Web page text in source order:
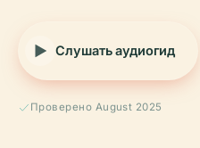
Слушать аудиогид
Проверено August 2025